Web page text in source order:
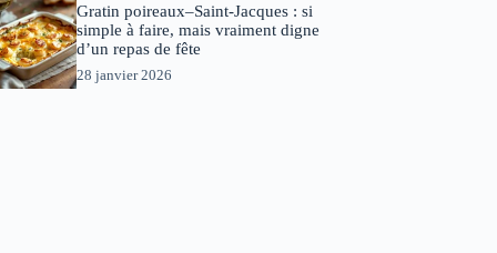
Gratin poireaux–Saint-Jacques : si
simple à faire, mais vraiment digne
d’un repas de fête
28 janvier 2026